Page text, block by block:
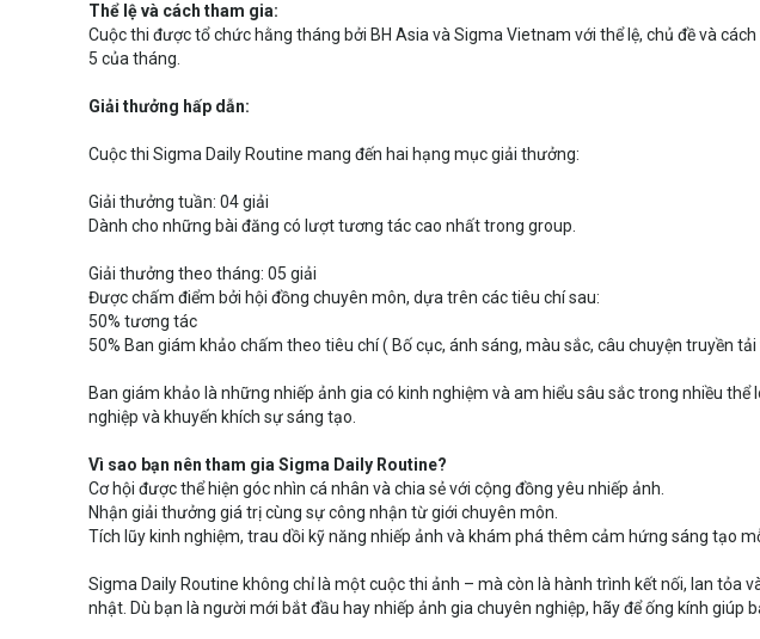
Thể lệ và cách tham gia:
Cuộc thi được tổ chức hằng tháng bởi BH Asia và Sigma Vietnam với thể lệ, chủ đề và
5 của tháng.
Giải thưởng hấp dẫn:
Cuộc thi Sigma Daily Routine mang đến hai hạng mục giải thưởng:
Giải thưởng tuần: 04 giải
Dành cho những bài đăng có lượt tương tác cao nhất trong group.
Giải thưởng theo tháng: 05 giải
Được chấm điểm bởi hội đồng chuyên môn, dựa trên các tiêu chí sau:
50% tương tác
50% Ban giám khảo chấm theo tiêu chí ( Bố cục, ánh sáng, màu sắc, câu chuyện truyền tải
Ban giám khảo là những nhiếp ảnh gia có kinh nghiệm và am hiểu sâu sắc trong nhiều
nghiệp và khuyến khích sự sáng tạo.
Vì sao bạn nên tham gia Sigma Daily Routine?
Cơ hội được thể hiện góc nhìn cá nhân và chia sẻ với cộng đồng yêu nhiếp ảnh.
Nhận giải thưởng giá trị cùng sự công nhận từ giới chuyên môn.
Tích lũy kinh nghiệm, trau dồi kỹ năng nhiếp ảnh và khám phá thêm cảm hứng sáng tạo
Sigma Daily Routine không chỉ là một cuộc thi ảnh – mà còn là hành trình kết nối, lan tỏa
nhật. Dù bạn là người mới bắt đầu hay nhiếp ảnh gia chuyên nghiệp, hãy để ống kính giúp